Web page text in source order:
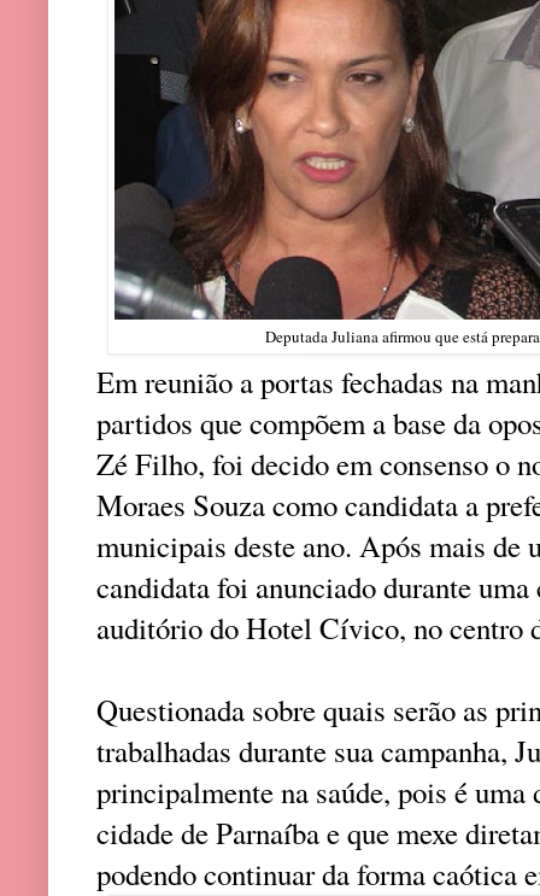
Deputada Juliana afirmou que está
Em reunião a portas fechadas na
partidos que compõem a base da
Zé Filho, foi decido em consenso o
Moraes Souza como candidata a
municipais deste ano. Após mais de
candidata foi anunciado durante
auditório do Hotel Cívico, no centro
Questionada sobre quais serão as
trabalhadas durante sua campanha,
principalmente na saúde, pois é
cidade de Parnaíba e que mexe
podendo continuar da forma caótica